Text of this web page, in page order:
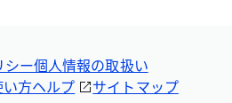
シー個人情報の取扱い
方ヘルプ サイトマップ